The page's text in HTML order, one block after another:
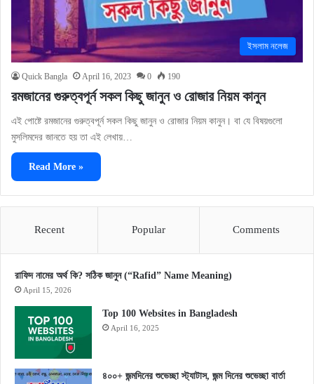
ইসলাম নলেজ
Quick Bangla April 16, 2023 0 190
রমজানের গুরুত্বপূর্ন সকল কিছু জানুন ও রোজার নিয়ম কানুন
এই পোষ্টে রমজানের গুরুত্বপূর্ন সকল কিছু জানুন ও রোজার নিয়ম কানুন। বা যে বিষয়গুলো
মুসলিমদের জানতে হয় তা এই লেখায়…
Read More »
Recent Popular Comments
রাফিদ নামের অর্থ কি? সঠিক জানুন (“Rafid” Name Meaning)
April 15, 2026
Top 100 Websites in Bangladesh
April 16, 2025
৪০০+ জন্মদিনের শুভেচ্ছা স্ট্যাটাস, জন্ম দিনের শুভেচ্ছা বার্তা